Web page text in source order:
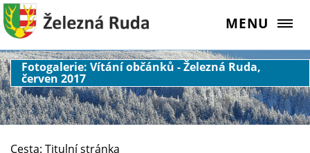
MENU
Fotogalerie: Vítání občánků - Železná Ruda,
červen 2017
Cesta: Titulní stránka